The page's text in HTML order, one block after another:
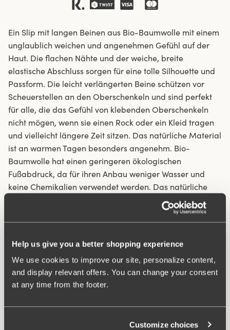
Help us give you a better shopping experience
We use cookies to improve our site, personalize content,
and display relevant offers. You can change your consent
at any time from the footer.
Customize choices
Ein Slip mit langen Beinen aus Bio-Baumwolle mit einem
unglaublich weichen und angenehmen Gefühl auf der
Haut. Die flachen Nähte und der weiche, breite
elastische Abschluss sorgen für eine tolle Silhouette und
Passform. Die leicht verlängerten Beine schützen vor
Scheuerstellen an den Oberschenkeln und sind perfekt
für alle, die das Gefühl von klebenden Oberschenkeln
nicht mögen, wenn sie einen Rock oder ein Kleid tragen
und vielleicht längere Zeit sitzen. Das natürliche Material
ist an warmen Tagen besonders angenehm. Bio-
Baumwolle hat einen geringeren ökologischen
Fußabdruck, da für ihren Anbau weniger Wasser und
keine Chemikalien verwendet werden. Das natürliche
Material lässt die Haut atmen und reizt empfindliche
Slip mit langem Bein und guter Passform
Hohe Taille
Bio-Baumwolle – weich und hautverträglich
Längere Beinlänge schützt vor Scheuerstellen am
Besonders gut unter Röcken und Kleidern